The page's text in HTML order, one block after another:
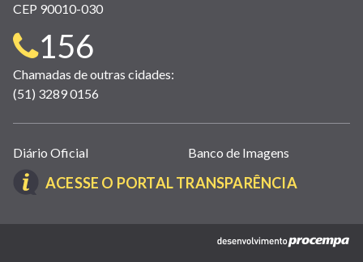
CEP 90010-030
Telefone
para
contato:
156
Chamadas de outras cidades:
(51) 3289 0156
Links
úteis
(abrem
nova
Diário Oficial Banco de Imagens
ACESSE O PORTAL TRANSPARÊNCIA(LINK
EM
NOVA